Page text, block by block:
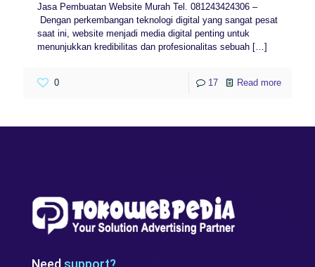
Jasa Pembuatan Website Murah Tel. 081243424306 –
Dengan perkembangan teknologi digital yang sangat pesat
saat ini, website menjadi media digital penting untuk
menunjukkan kredibilitas dan profesionalitas sebuah […]
0 17 Read more
Need support?